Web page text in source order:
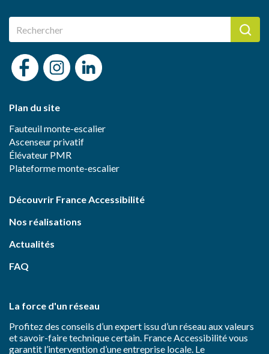
Plan du site
Fauteuil monte-escalier
Ascenseur privatif
Élévateur PMR
Plateforme monte-escalier
Découvrir France Accessibilité
Nos réalisations
Actualités
FAQ
La force d'un réseau
Profitez des conseils d’un expert issu d’un réseau aux valeurs
et savoir-faire technique certain. France Accessibilité vous
garantit l’intervention d’une entreprise locale. Le